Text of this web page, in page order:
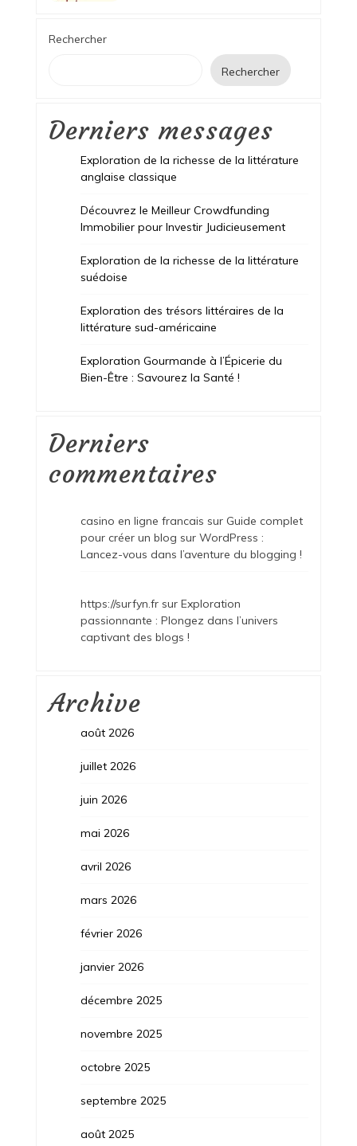
Rechercher
Rechercher
Derniers messages
Exploration de la richesse de la littérature
anglaise classique
Découvrez le Meilleur Crowdfunding
Immobilier pour Investir Judicieusement
Exploration de la richesse de la littérature
suédoise
Exploration des trésors littéraires de la
littérature sud-américaine
Exploration Gourmande à l’Épicerie du
Bien-Être : Savourez la Santé !
Derniers
commentaires
casino en ligne francais sur Guide complet
pour créer un blog sur WordPress :
Lancez-vous dans l’aventure du blogging !
https://surfyn.frsur Exploration
passionnante : Plongez dans l’univers
captivant des blogs !
Archive
août 2026
juillet 2026
juin 2026
mai 2026
avril 2026
mars 2026
février 2026
janvier 2026
décembre 2025
novembre 2025
octobre 2025
septembre 2025
août 2025